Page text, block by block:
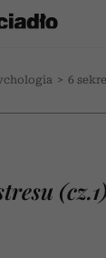
> 6